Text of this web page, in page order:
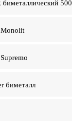
500
биметалл